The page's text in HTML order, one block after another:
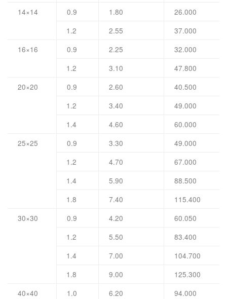
14×14 0.9 1.80
26.000
1.2
2.55
37.000
16×16
0.9 2.25
32.000
1.2
3.10
47.800
20×20
0.9 2.60
40.500
1.2
3.40
49.000
1.4
4.60
60.000
25×25
0.9 3.30
49.000
1.2
4.70
67.000
1.4
5.90
88.500
1.8
7.40
115.400
30×30
0.9 4.20
60.050
1.2
5.50
83.400
1.4
7.00
104.700
1.8
9.00
125.300
40×40
1.0 6.20
94.000